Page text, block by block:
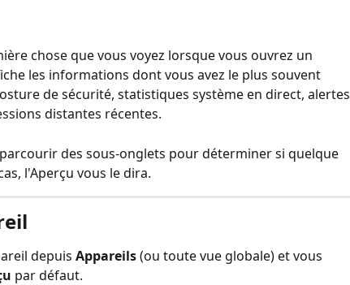
chose que vous voyez lorsque vous ouvrez un
les informations dont vous avez le plus souvent
de sécurité, statistiques système en direct, alertes
distantes récentes.
des sous-onglets pour déterminer si quelque
l'Aperçu vous le dira.
depuis Appareils (ou toute vue globale) et vous
par défaut.